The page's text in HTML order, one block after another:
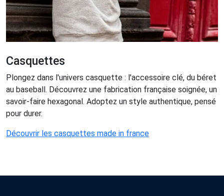
Casquettes
Plongez dans l'univers casquette : l'accessoire clé, du béret
au baseball. Découvrez une fabrication française soignée, un
savoir-faire hexagonal. Adoptez un style authentique, pensé
pour durer.
Découvrir les casquettes made in france